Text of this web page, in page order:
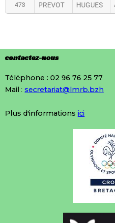
473 PREVOT HUGUES
contactez-nous
Téléphone : 02 96 76 25 77
Mail : secretariat@lmrb.bzh
Plus d'informations ici